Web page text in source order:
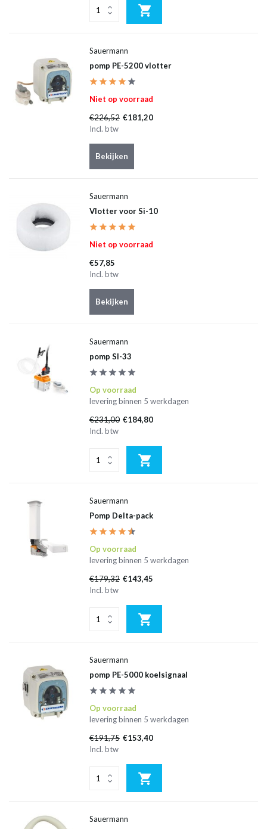
Sauermann
pomp PE-5200 vlotter
Niet op voorraad
€226,52 €181,20
Incl. btw
Bekijken
Sauermann
Vlotter voor Si-10
Niet op voorraad
€57,85
Incl. btw
Bekijken
Sauermann
pomp SI-33
Op voorraad
levering binnen 5 werkdagen
€231,00 €184,80
Incl. btw
Sauermann
Pomp Delta-pack
Op voorraad
levering binnen 5 werkdagen
€179,32 €143,45
Incl. btw
Sauermann
pomp PE-5000 koelsignaal
Op voorraad
levering binnen 5 werkdagen
€191,75 €153,40
Incl. btw
Sauermann